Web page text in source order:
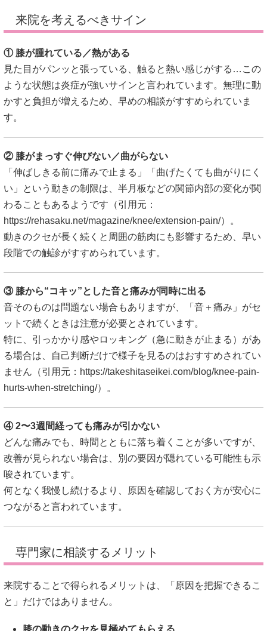
来院を考えるべきサイン
① 膝が腫れている／熱がある
見た目がパンッと張っている、触ると熱い感じがする…この
ような状態は炎症が強いサインと言われています。無理に動
かすと負担が増えるため、早めの相談がすすめられていま
す。
② 膝がまっすぐ伸びない／曲がらない
「伸ばしきる前に痛みで止まる」「曲げたくても曲がりにく
い」という動きの制限は、半月板などの関節内部の変化が関
わることもあるようです（引用元：
https://rehasaku.net/magazine/knee/extension-pain/）。
動きのクセが長く続くと周囲の筋肉にも影響するため、早い
段階での触診がすすめられています。
③ 膝から“コキッ”とした音と痛みが同時に出る
音そのものは問題ない場合もありますが、「音＋痛み」がセ
ットで続くときは注意が必要とされています。
特に、引っかかり感やロッキング（急に動きが止まる）があ
る場合は、自己判断だけで様子を見るのはおすすめされてい
ません（引用元： https://takeshitaseikei.com/blog/knee-pain-
hurts-when-stretching/）。
④ 2〜3週間経っても痛みが引かない
どんな痛みでも、時間とともに落ち着くことが多いですが、
改善が見られない場合は、別の要因が隠れている可能性も示
唆されています。
何となく我慢し続けるより、原因を確認しておく方が安心に
つながると言われています。
専門家に相談するメリット
来院することで得られるメリットは、「原因を把握できるこ
と」だけではありません。